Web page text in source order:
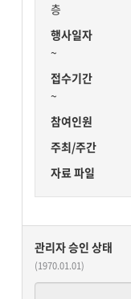
층
행사일자
~
접수기간
~
참여인원
주최/주간
자료 파일
관리자 승인 상태
(1970.01.01)